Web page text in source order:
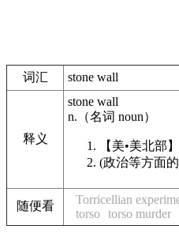
词汇 stone wall
释义
stone wall
n. （名词 noun）
【美•美北部】
(政治等方面
随便看 Torricellian
torso torso murder